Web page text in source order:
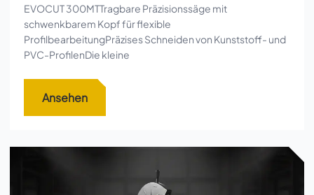
EVOCUT 300MTTragbare Präzisionssäge mit
schwenkbarem Kopf für flexible
ProfilbearbeitungPräzises Schneiden von Kunststoff- und
PVC-ProfilenDie kleine
Ansehen